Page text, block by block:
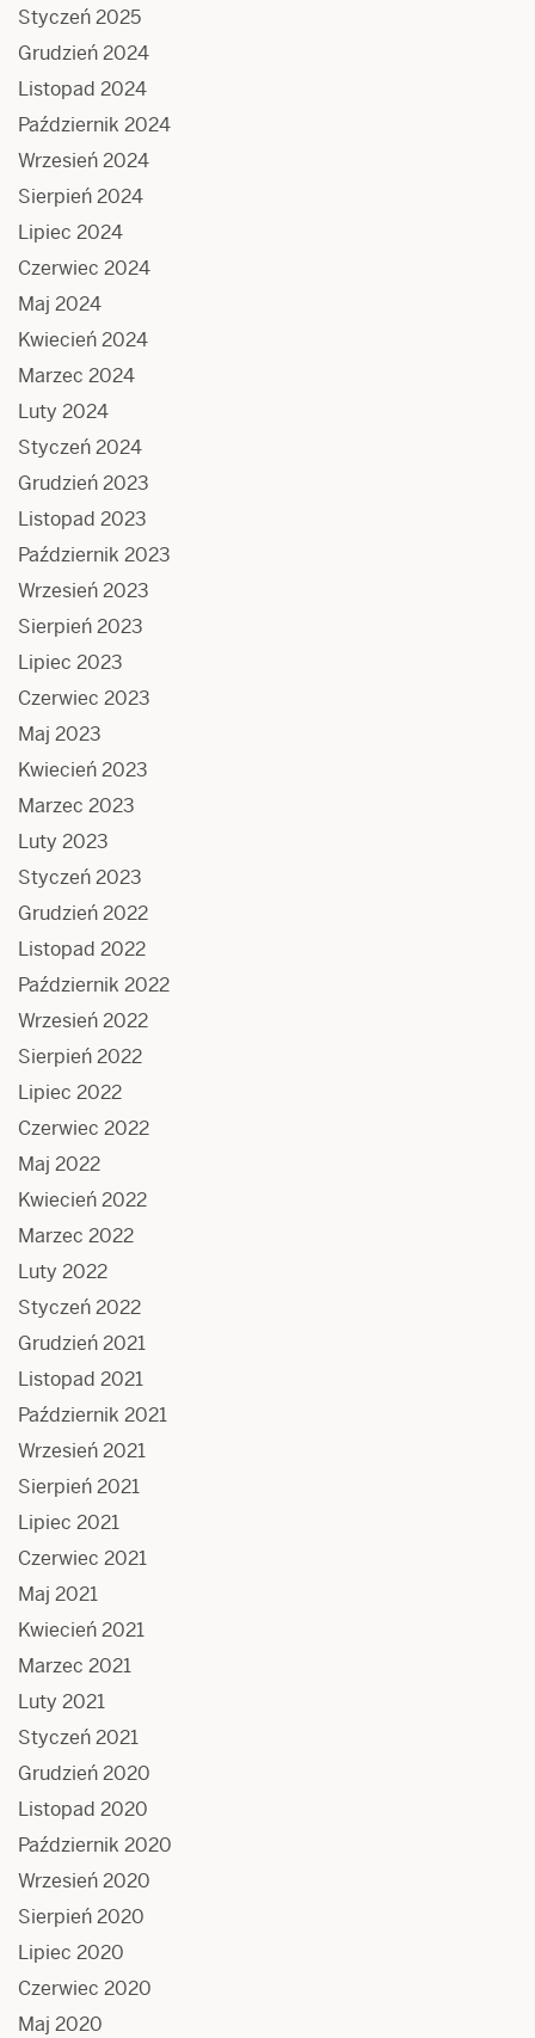
Styczeń 2025
Grudzień 2024
Listopad 2024
Październik 2024
Wrzesień 2024
Sierpień 2024
Lipiec 2024
Czerwiec 2024
Maj 2024
Kwiecień 2024
Marzec 2024
Luty 2024
Styczeń 2024
Grudzień 2023
Listopad 2023
Październik 2023
Wrzesień 2023
Sierpień 2023
Lipiec 2023
Czerwiec 2023
Maj 2023
Kwiecień 2023
Marzec 2023
Luty 2023
Styczeń 2023
Grudzień 2022
Listopad 2022
Październik 2022
Wrzesień 2022
Sierpień 2022
Lipiec 2022
Czerwiec 2022
Maj 2022
Kwiecień 2022
Marzec 2022
Luty 2022
Styczeń 2022
Grudzień 2021
Listopad 2021
Październik 2021
Wrzesień 2021
Sierpień 2021
Lipiec 2021
Czerwiec 2021
Maj 2021
Kwiecień 2021
Marzec 2021
Luty 2021
Styczeń 2021
Grudzień 2020
Listopad 2020
Październik 2020
Wrzesień 2020
Sierpień 2020
Lipiec 2020
Czerwiec 2020
Maj 2020